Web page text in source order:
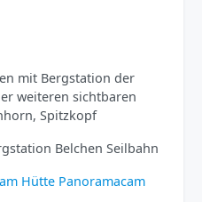
mit Bergstation der
weiteren sichtbaren
Spitzkopf
Belchen Seilbahn
Hütte Panoramacam